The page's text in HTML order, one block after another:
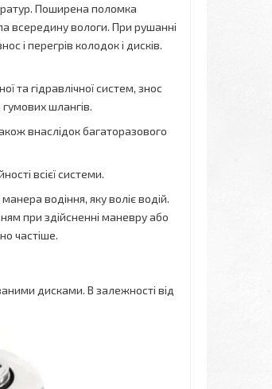
Поширена поломка
всередину вологи. При рушанні
і перегрів колодок і дисків.
та гідравлічної систем, знос
шлангів.
внаслідок багаторазового
всієї системи.
водіння, яку воліє водій.
при здійсненні маневру або
частіше.
дисками. В залежності від